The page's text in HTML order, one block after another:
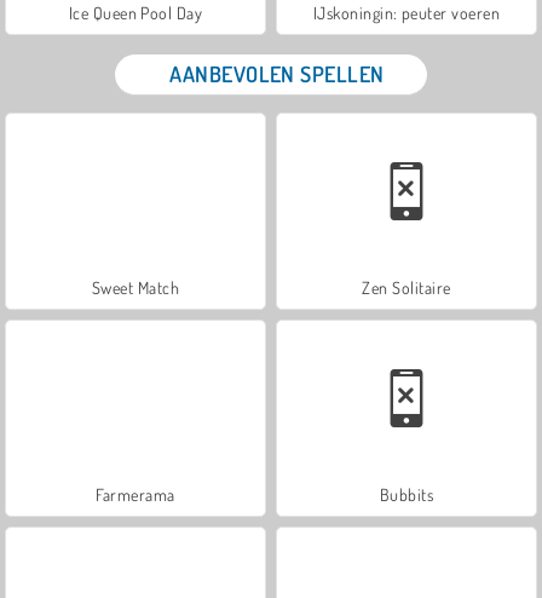
Ice Queen Pool Day IJskoningin: peuter voeren
AANBEVOLEN SPELLEN
Sweet Match Zen Solitaire
Farmerama Bubbits